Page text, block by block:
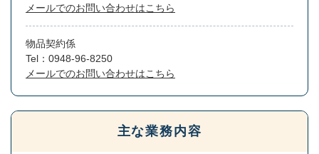
メールでのお問い合わせはこちら
物品契約係
Tel：0948-96-8250
メールでのお問い合わせはこちら
主な業務内容